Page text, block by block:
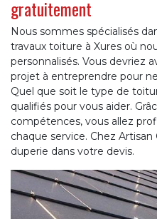
gratuitement
Nous sommes spécialisés
travaux toiture à Xures où
personnalisés. Vous devriez
projet à entreprendre pour
Quel que soit le type de
qualifiés pour vous aider.
compétences, vous allez
chaque service. Chez
duperie dans votre devis.